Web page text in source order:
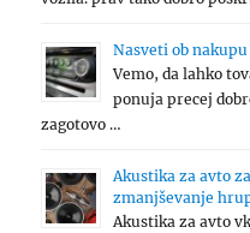
Nasveti ob
Vemo, da lahko
ponuja precej
zagotovo …
Akustika za avto
zmanjševanje
Akustika za avto